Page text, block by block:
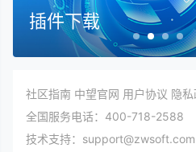
插件下载
社区指南 中望官网 用户协议 隐
全国服务电话：400-718-2588
技术支持：support@zwsoft.com